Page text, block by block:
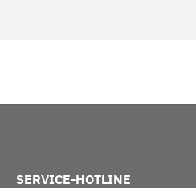
SERVICE-HOTLINE